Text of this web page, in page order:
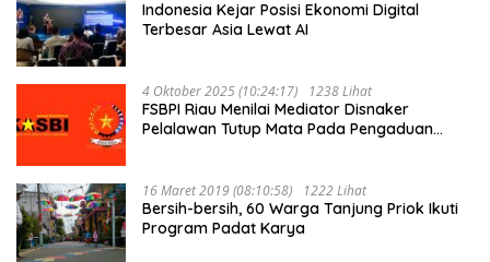
Indonesia Kejar Posisi Ekonomi Digital
Terbesar Asia Lewat AI
4 Oktober 2025 (10:24:17) 1238 Lihat
FSBPI Riau Menilai Mediator Disnaker
Pelalawan Tutup Mata Pada Pengaduan
16 Maret 2019 (08:10:58) 1222 Lihat
Bersih-bersih, 60 Warga Tanjung Priok Ikuti
Program Padat Karya